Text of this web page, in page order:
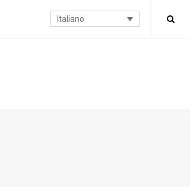
Italiano